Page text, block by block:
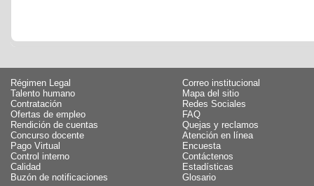
Régimen Legal
Talento humano
Contratación
Ofertas de empleo
Rendición de cuentas
Concurso docente
Pago Virtual
Control interno
Calidad
Buzón de notificaciones
Correo institucional
Mapa del sitio
Redes Sociales
FAQ
Quejas y reclamos
Atención en línea
Encuesta
Contáctenos
Estadísticas
Glosario